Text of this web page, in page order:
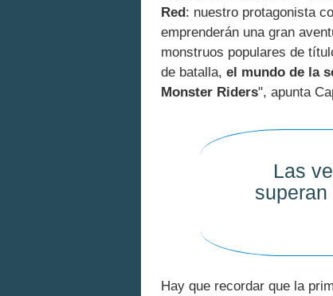
Red : nuestro protagonista
emprenderán una gran
monstruos populares de
de batalla, el mundo de la
Monster Riders", apunta
Las
Hay que recordar que la